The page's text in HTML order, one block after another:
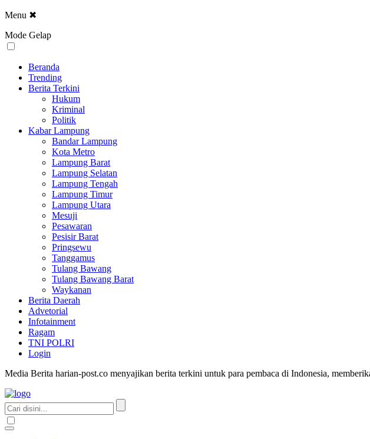
Menu ✖
Mode Gelap
Beranda
Trending
Berita Terkini
Hukum
Kriminal
Politik
Kabar Lampung
Bandar Lampung
Kota Metro
Lampung Barat
Lampung Selatan
Lampung Tengah
Lampung Timur
Lampung Utara
Mesuji
Pesawaran
Pesisir Barat
Pringsewu
Tanggamus
Tulang Bawang
Tulang Bawang Barat
Waykanan
Berita Daerah
Advetorial
Infotainment
Ragam
TNI POLRI
Login
Media Berita harian-post.co menyajikan berita terkini untuk para pembaca di Indonesia,